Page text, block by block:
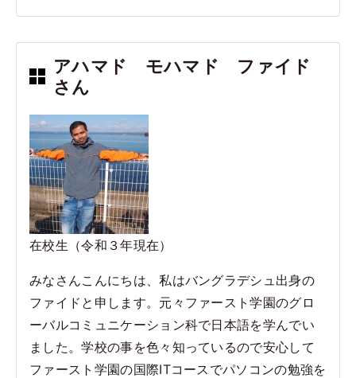
c
e
b
o
o
k
e
アハマド モハマド ファイド
さん
在校生（令和３年現在）
みなさんこんにちは、私はバングラデシュ出身の
ファイドと申します。元々ファースト学園のグロ
ーバルコミュニケーション科で日本語を学んでい
ました。学校の事を色々知っているので安心して
ファースト学園の国際ITコースでパソコンの勉強を